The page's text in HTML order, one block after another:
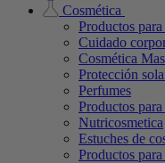
Cosmética
Productos
Cuidado
Cosmética
Protección
Perfumes
Productos
Nutricosmetica
Estuches de
Productos